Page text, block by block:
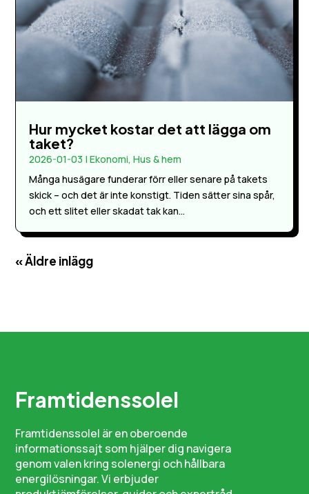
Hur mycket kostar det att lägga om
taket?
2026-01-03 |Ekonomi,Hus & hem
Många husägare funderar förr eller senare på takets
skick – och det är inte konstigt. Tiden sätter sina spår,
och ett slitet eller skadat tak kan...
« Äldre inlägg
Framtidenssolel
Framtidenssolel är en oberoende
informationssajt som hjälper dig navigera
genom valen kring solenergi och hållbara
energilösningar. Vi erbjuder